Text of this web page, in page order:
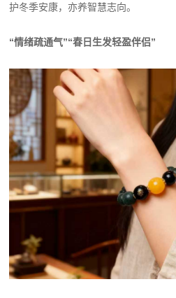
护冬季安康，亦养智慧志向。
“情绪疏通气”“春日生发轻盈伴侣”